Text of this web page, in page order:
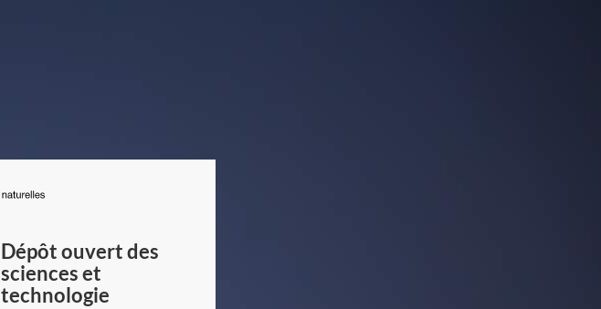
du
Canada
Dépôt ouvert des
sciences et
technologie